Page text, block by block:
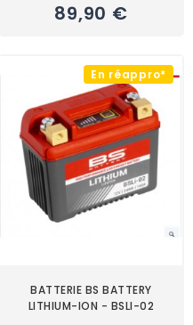
89,90 €
En réappro*
BATTERIE BS BATTERY
LITHIUM-ION - BSLI-02